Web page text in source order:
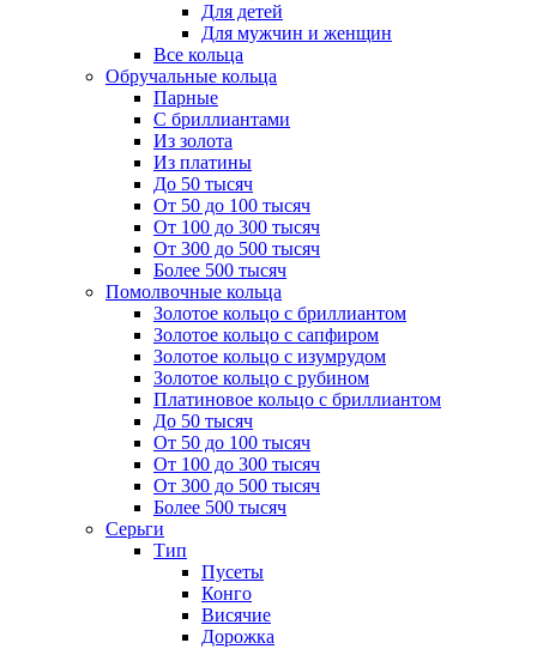
Для детей
Для мужчин и женщин
Все кольца
Обручальные кольца
Парные
С бриллиантами
Из золота
Из платины
До 50 тысяч
От 50 до 100 тысяч
От 100 до 300 тысяч
От 300 до 500 тысяч
Более 500 тысяч
Помолвочные кольца
Золотое кольцо с бриллиантом
Золотое кольцо с сапфиром
Золотое кольцо с изумрудом
Золотое кольцо с рубином
Платиновое кольцо с бриллиантом
До 50 тысяч
От 50 до 100 тысяч
От 100 до 300 тысяч
От 300 до 500 тысяч
Более 500 тысяч
Серьги
Тип
Пусеты
Конго
Висячие
Дорожка